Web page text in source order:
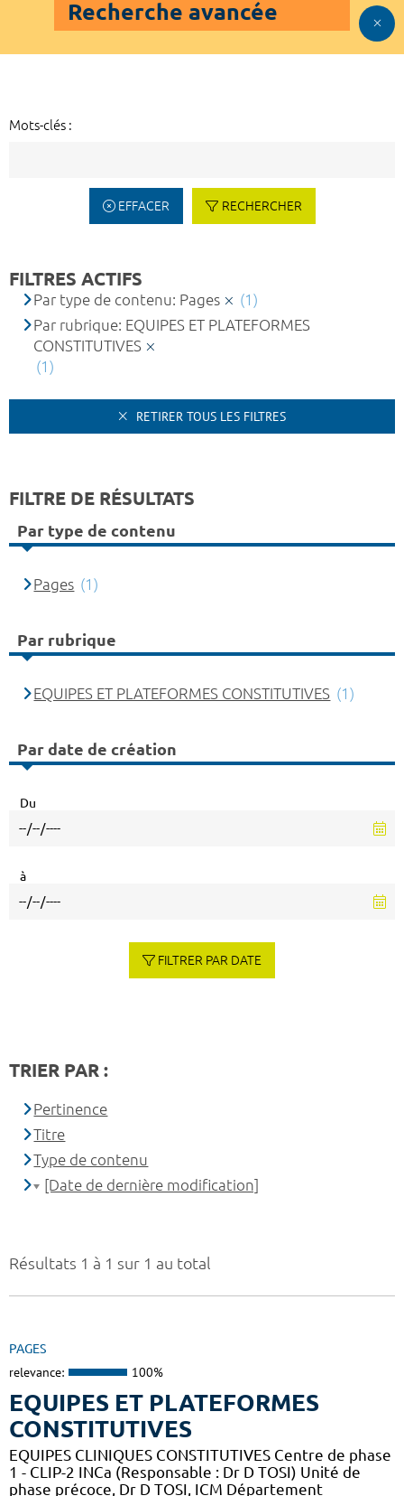
Recherche avancée
Mots-clés :
EFFACER RECHERCHER
Résultats 1 à 1 sur 1 au total
PAGES
relevance: 100%
EQUIPES ET PLATEFORMES
CONSTITUTIVES
EQUIPES CLINIQUES CONSTITUTIVES Centre de phase
1 - CLIP-2 INCa (Responsable : Dr D TOSI) Unité de
phase précoce, Dr D TOSI, ICM Département
FILTRES ACTIFS
Par type de contenu: Pages
(1)
Par rubrique: EQUIPES ET PLATEFORMES
CONSTITUTIVES
(1)
RETIRER TOUS LES FILTRES
FILTRE DE RÉSULTATS
Par type de contenu
Pages (1)
Par rubrique
EQUIPES ET PLATEFORMES CONSTITUTIVES (1)
Par date de création
Du
à
FILTRER PAR DATE
TRIER PAR :
Pertinence
Titre
Type de contenu
[Date de dernière modification]